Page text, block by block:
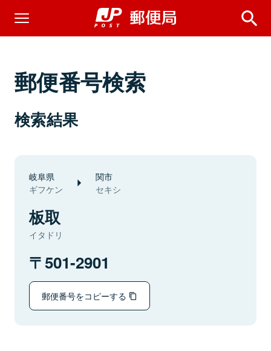
郵便番号検索
検索結果
岐阜県
ギフケン
関市
セキシ
板取
イタドリ
501-2901
郵便番号をコピーする